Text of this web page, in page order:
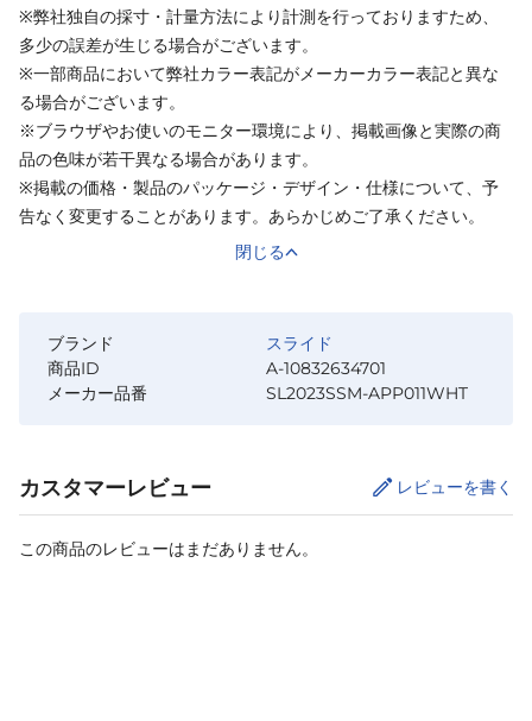
※弊社独自の採寸・計量方法により計測を行っておりますため、
多少の誤差が生じる場合がございます。
※一部商品において弊社カラー表記がメーカーカラー表記と異な
る場合がございます。
※ブラウザやお使いのモニター環境により、掲載画像と実際の商
品の色味が若干異なる場合があります。
※掲載の価格・製品のパッケージ・デザイン・仕様について、予
告なく変更することがあります。あらかじめご了承ください。
閉じる
ブランド
スライド
商品ID
A-10832634701
メーカー品番
SL2023SSM-APP011WHT
カスタマーレビュー レビューを書く
この商品のレビューはまだありません。